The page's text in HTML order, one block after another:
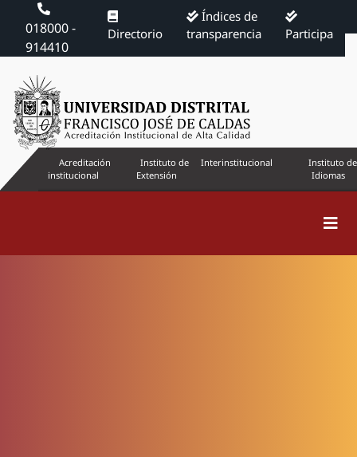
018000 -
914410
Directorio
Índices de
transparencia
Participa
Acreditación
institucional
Instituto de
Extensión
Interinstitucional
Instituto de
Idiomas